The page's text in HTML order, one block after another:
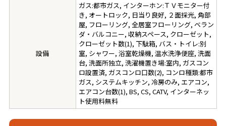
設備
ガス:都市ガス, インターホン:ＴＶモニター付
き, オートロック, 日当り良好, ２面採光, 角部
屋, フローリング, 全居室フローリング, ベラン
ダ・バルコニー, 収納スペース, クローゼット,
クローゼット数(1), 下駄箱, バス・トイレ:別
室, シャワー, 浴室乾燥機, 温水洗浄便座, 洗面
台, 洗面所独立, 洗濯機置き場:室内, ガスコン
ロ設置済, ガスコンロ口数(2), コンロ種類:都市
ガス, システムキッチン, 冷房のみ, エアコン,
エアコン台数(1), BS, CS, CATV, インターネッ
ト使用料無料